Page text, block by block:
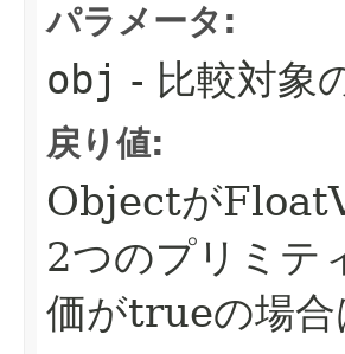
パラメータ:
obj - 比較対象
戻り値:
Objectが
2つのプリミテ
価がtrueの場